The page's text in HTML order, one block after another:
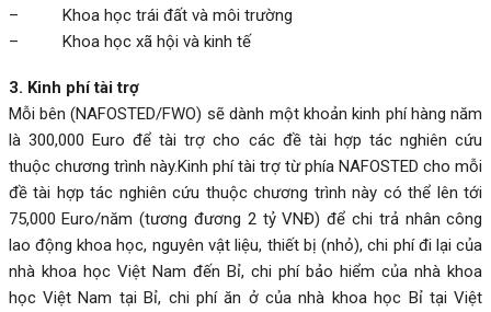
– Khoa học trái đất và môi trường
– Khoa học xã hội và kinh tế
3. Kinh phí tài trợ
Mỗi bên (NAFOSTED/FWO) sẽ dành một khoản kinh phí hàng năm
là 300,000 Euro để tài trợ cho các đề tài hợp tác nghiên cứu
thuộc chương trình này.Kinh phí tài trợ từ phía NAFOSTED cho mỗi
đề tài hợp tác nghiên cứu thuộc chương trình này có thể lên tới
75,000 Euro/năm (tương đương 2 tỷ VNĐ) để chi trả nhân công
lao động khoa học, nguyên vật liệu, thiết bị (nhỏ), chi phí đi lại của
nhà khoa học Việt Nam đến Bỉ, chi phí bảo hiểm của nhà khoa
học Việt Nam tại Bỉ, chi phí ăn ở của nhà khoa học Bỉ tại Việt